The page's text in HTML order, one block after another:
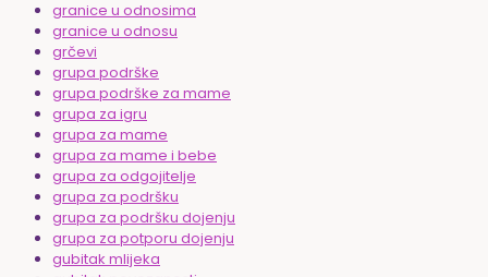
granice u odnosima
granice u odnosu
grčevi
grupa podrške
grupa podrške za mame
grupa za igru
grupa za mame
grupa za mame i bebe
grupa za odgojitelje
grupa za podršku
grupa za podršku dojenju
grupa za potporu dojenju
gubitak mlijeka